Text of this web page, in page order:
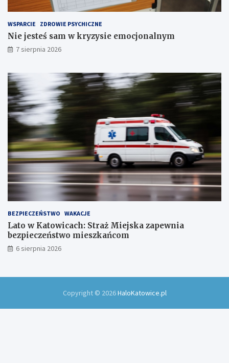
c
h
S
w
ó
w
!
WSPARCIE ZDROWIE PSYCHICZNE
Nie jesteś sam w kryzysie emocjonalnym
7 sierpnia 2026
BEZPIECZEŃSTWO WAKACJE
Lato w Katowicach: Straż Miejska zapewnia
bezpieczeństwo mieszkańcom
6 sierpnia 2026
Copyright © 2026HaloKatowice.pl